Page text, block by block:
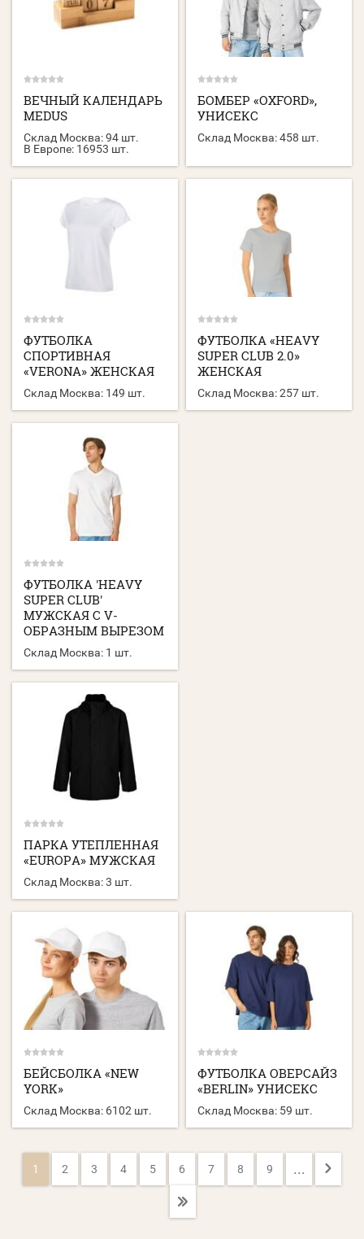
ВЕЧНЫЙ КАЛЕНДАРЬ
MEDUS
Склад Москва:94 шт.
В Европе: 16953 шт.
БОМБЕР «OXFORD»,
УНИСЕКС
Склад Москва: 458 шт.
ФУТБОЛКА
СПОРТИВНАЯ
«VERONA» ЖЕНСКАЯ
Склад Москва: 149 шт.
ФУТБОЛКА «HEAVY
SUPER CLUB 2.0»
ЖЕНСКАЯ
Склад Москва: 257 шт.
ФУТБОЛКА 'HEAVY
SUPER CLUB'
МУЖСКАЯ С V-
ОБРАЗНЫМ ВЫРЕЗОМ
Склад Москва: 1 шт.
ПАРКА УТЕПЛЕННАЯ
«EUROPA» МУЖСКАЯ
Склад Москва:3 шт.
БЕЙСБОЛКА «NEW
YORK»
Склад Москва: 6102 шт.
ФУТБОЛКА ОВЕРСАЙЗ
«BERLIN» УНИСЕКС
Склад Москва: 59 шт.
1 2 3 4 5 6 7 8 9 ...